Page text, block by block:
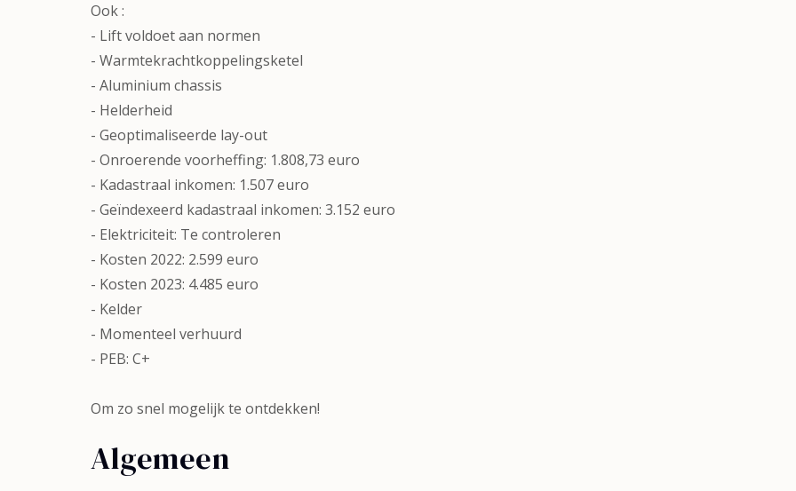
Ook :
- Lift voldoet aan normen
- Warmtekrachtkoppelingsketel
- Aluminium chassis
- Helderheid
- Geoptimaliseerde lay-out
- Onroerende voorheffing: 1.808,73 euro
- Kadastraal inkomen: 1.507 euro
- Geïndexeerd kadastraal inkomen: 3.152 euro
- Elektriciteit: Te controleren
- Kosten 2022: 2.599 euro
- Kosten 2023: 4.485 euro
- Kelder
- Momenteel verhuurd
- PEB: C+
Om zo snel mogelijk te ontdekken!
Algemeen